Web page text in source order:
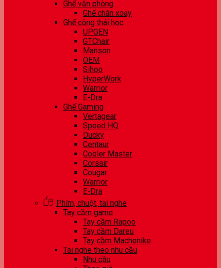
Ghế văn phòng
Ghế chân xoay
Ghế công thái học
UPGEN
GTChair
Manson
OEM
Sihoo
HyperWork
Warrior
E-Dra
Ghế Gaming
Vertagear
Speed HQ
Ducky
Centaur
Cooler Master
Corsair
Cougar
Warrior
E-Dra
Phím, chuột, tai nghe
Tay cầm game
Tay cầm Rapoo
Tay cầm Dareu
Tay cầm Machenike
Tai nghe theo nhu cầu
Nhu cầu